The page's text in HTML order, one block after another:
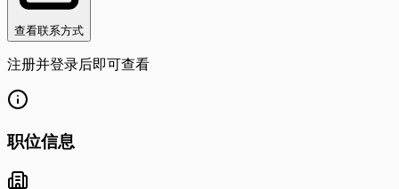
查看联系方式
注册并登录后即可查看
职位信息